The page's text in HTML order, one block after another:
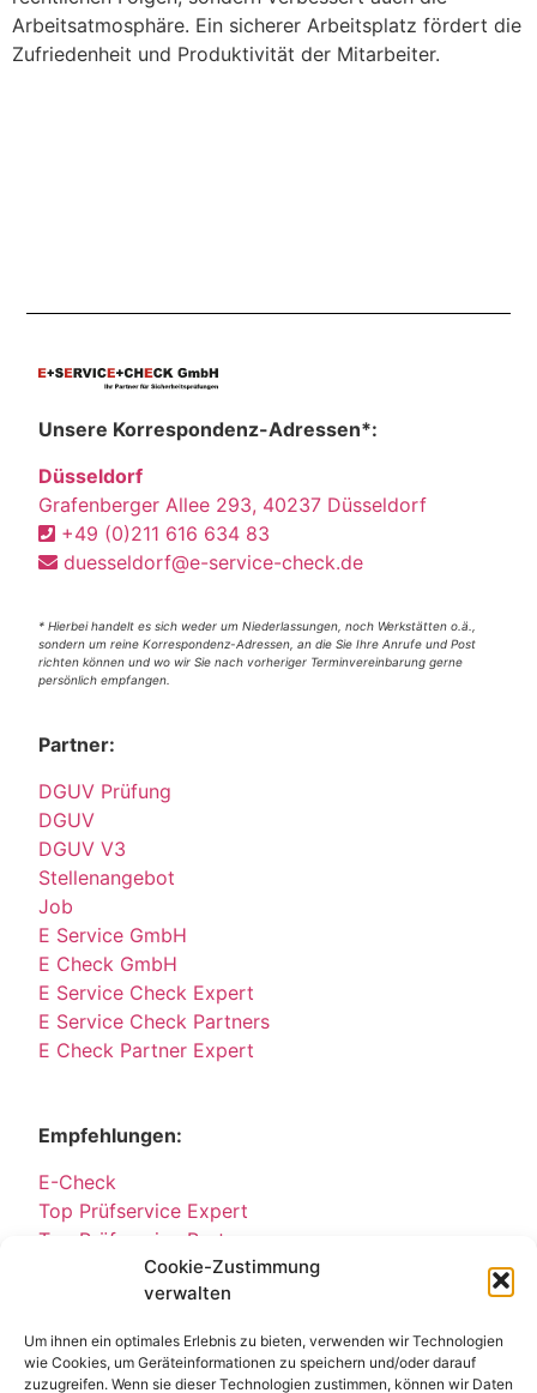
Cookie-Zustimmung
verwalten
Um ihnen ein optimales Erlebnis zu bieten, verwenden wir Technologien
wie Cookies, um Geräteinformationen zu speichern und/oder darauf
zuzugreifen. Wenn sie dieser Technologien zustimmen, können wir Daten
Arbeitsatmosphäre. Ein sicherer Arbeitsplatz fördert die
Zufriedenheit und Produktivität der Mitarbeiter.
Unsere Korrespondenz-Adressen*:
Düsseldorf
Grafenberger Allee 293, 40237 Düsseldorf
+49 (0)211 616 634 83
duesseldorf@e-service-check.de
* Hierbei handelt es sich weder um Niederlassungen, noch Werkstätten o.ä.,
sondern um reine Korrespondenz-Adressen, an die Sie Ihre Anrufe und Post
richten können und wo wir Sie nach vorheriger Terminvereinbarung gerne
persönlich empfangen.
Partner:
DGUV Prüfung
DGUV
DGUV V3
Stellenangebot
Job
E Service GmbH
E Check GmbH
E Service Check Expert
E Service Check Partners
E Check Partner Expert
Empfehlungen:
E-Check
Top Prüfservice Expert
Top Prüfservice Partners
Top Prüfservice GmbH
Sicherheitsprüfungen Partners
Prüfung E-Check Expert
Prüfung elektrischer Anlagen